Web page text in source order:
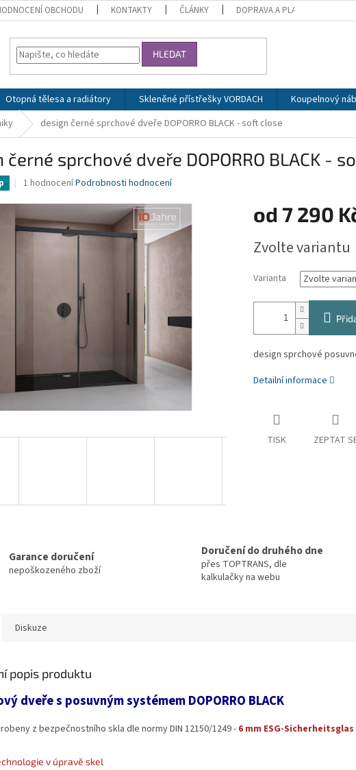
OBCHODU KONTAKTY ČLÁNKY DOPRAVA A PLATBY
HLEDAT
Otopná tělesa a radiátory Skleněné přístřešky VORDACH Koupelnový
design černé sprchové dveře DOPORRO BLACK - soft close
černé sprchové dveře DOPORRO BLACK -
Průměrné
produktu
je
5,0
1 hodnoceníPodrobnosti hodnocení
od 7 290
cena:
Zvolte variantu
Varianta
design sprchové
Detailní informace
TISK ZEPTAT
Garance doručení
nepoškozeného zboží
Doručení do druhého dne
přes TOPTRANS, dle
kalkulačky na webu
Diskuze
popis produktu
dveře s posuvným systémem DOPORRO BLACK
z bezpečnostního skla dle normy DIN 12150/1249 - 6 mm ESG-Sicherheitsglas
v úpravě skel